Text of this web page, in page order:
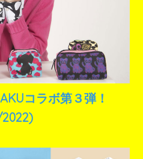
コラボ第３弾！
2022)